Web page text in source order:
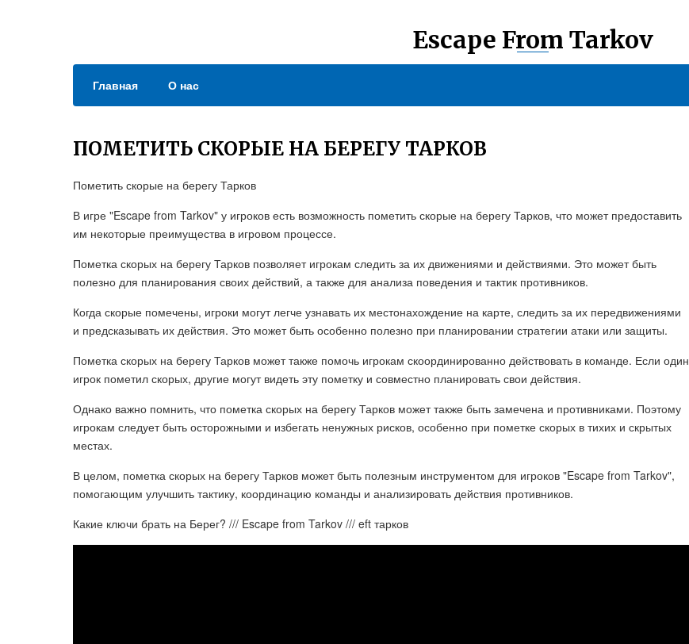
Escape From Tarkov
Главная О нас
ПОМЕТИТЬ СКОРЫЕ НА БЕРЕГУ ТАРКОВ
Пометить скорые на берегу Тарков
В игре "Escape from Tarkov" у игроков есть возможность пометить скорые на берегу Тарков, что может предоставить
им некоторые преимущества в игровом процессе.
Пометка скорых на берегу Тарков позволяет игрокам следить за их движениями и действиями. Это может быть
полезно для планирования своих действий, а также для анализа поведения и тактик противников.
Когда скорые помечены, игроки могут легче узнавать их местонахождение на карте, следить за их передвижениями
и предсказывать их действия. Это может быть особенно полезно при планировании стратегии атаки или защиты.
Пометка скорых на берегу Тарков может также помочь игрокам скоординированно действовать в команде. Если один
игрок пометил скорых, другие могут видеть эту пометку и совместно планировать свои действия.
Однако важно помнить, что пометка скорых на берегу Тарков может также быть замечена и противниками. Поэтому
игрокам следует быть осторожными и избегать ненужных рисков, особенно при пометке скорых в тихих и скрытых
местах.
В целом, пометка скорых на берегу Тарков может быть полезным инструментом для игроков "Escape from Tarkov",
помогающим улучшить тактику, координацию команды и анализировать действия противников.
Какие ключи брать на Берег? /// Escape from Tarkov /// eft тарков